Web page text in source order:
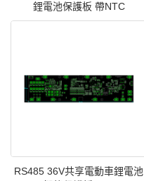
鋰電池保護板 帶NTC
RS485 36V共享電動車鋰電池